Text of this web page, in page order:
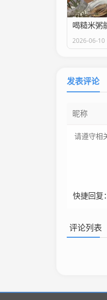
2026-06-10
发表评论
快捷回复：
评论列表